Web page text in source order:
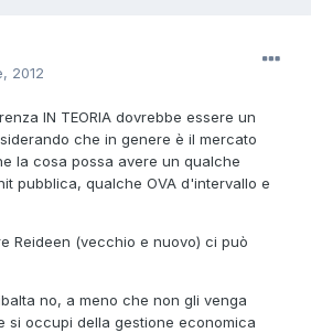
2012
IN TEORIA dovrebbe essere un
che in genere è il mercato
la cosa possa avere un qualche
pubblica, qualche OVA d'intervallo e
Reideen (vecchio e nuovo) ci può
no, a meno che non gli venga
si occupi della gestione economica